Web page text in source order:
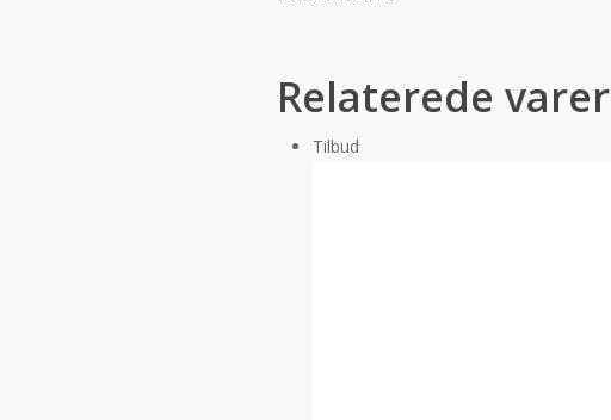
Relaterede varer
Tilbud